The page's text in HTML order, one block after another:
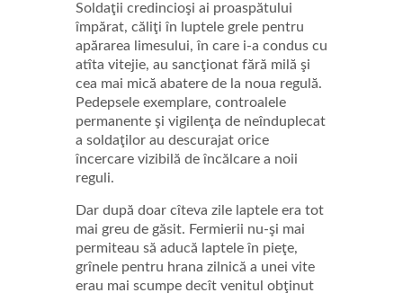
Soldaţii credincioşi ai proaspătului
împărat, căliţi în luptele grele pentru
apărarea limesului, în care i-a condus cu
atîta vitejie, au sancţionat fără milă şi
cea mai mică abatere de la noua regulă.
Pedepsele exemplare, controalele
permanente şi vigilenţa de neînduplecat
a soldaţilor au descurajat orice
încercare vizibilă de încălcare a noii
reguli.
Dar după doar cîteva zile laptele era tot
mai greu de găsit. Fermierii nu-şi mai
permiteau să aducă laptele în pieţe,
grînele pentru hrana zilnică a unei vite
erau mai scumpe decît venitul obţinut